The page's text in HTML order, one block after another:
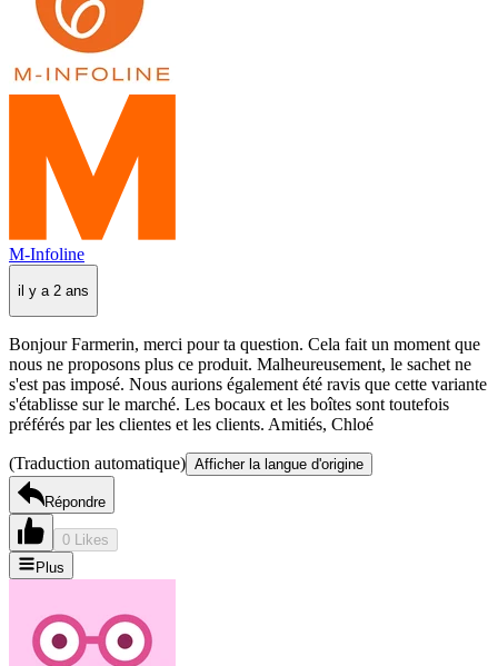
M-Infoline
il y a 2 ans
Bonjour Farmerin, merci pour ta question. Cela fait un moment que
nous ne proposons plus ce produit. Malheureusement, le sachet ne
s'est pas imposé. Nous aurions également été ravis que cette variante
s'établisse sur le marché. Les bocaux et les boîtes sont toutefois
préférés par les clientes et les clients. Amitiés, Chloé
(Traduction automatique) Afficher la langue d'origine
Répondre
0 Likes
Plus